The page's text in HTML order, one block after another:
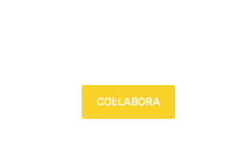
COL·LABORA